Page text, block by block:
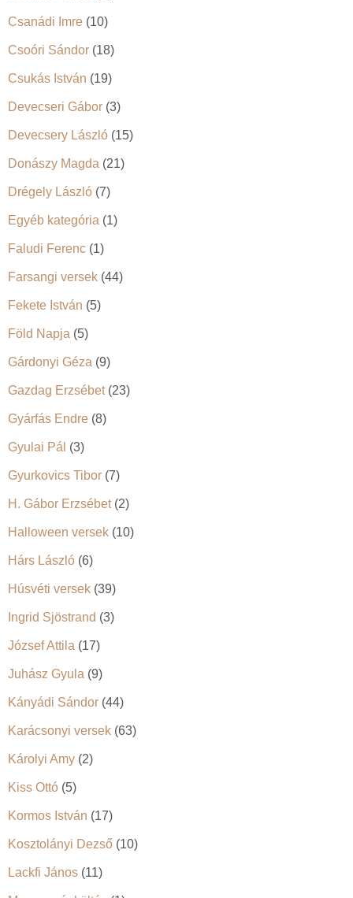
Csanádi Imre (10)
Csoóri Sándor (18)
Csukás István (19)
Devecseri Gábor (3)
Devecsery László (15)
Donászy Magda (21)
Drégely László (7)
Egyéb kategória (1)
Faludi Ferenc (1)
Farsangi versek (44)
Fekete István (5)
Föld Napja (5)
Gárdonyi Géza (9)
Gazdag Erzsébet(23)
Gyárfás Endre (8)
Gyulai Pál (3)
Gyurkovics Tibor (7)
H. Gábor Erzsébet(2)
Halloween versek (10)
Hárs László (6)
Húsvéti versek (39)
Ingrid Sjöstrand (3)
József Attila (17)
Juhász Gyula (9)
Kányádi Sándor (44)
Karácsonyi versek (63)
Károlyi Amy (2)
Kiss Ottó (5)
Kormos István (17)
Kosztolányi Dezső (10)
Lackfi János (11)